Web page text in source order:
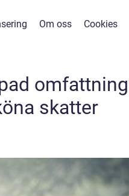
Om oss Cookies
skatter